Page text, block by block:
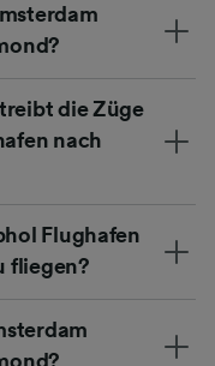
die Züge
nach
Flughafen
fliegen?